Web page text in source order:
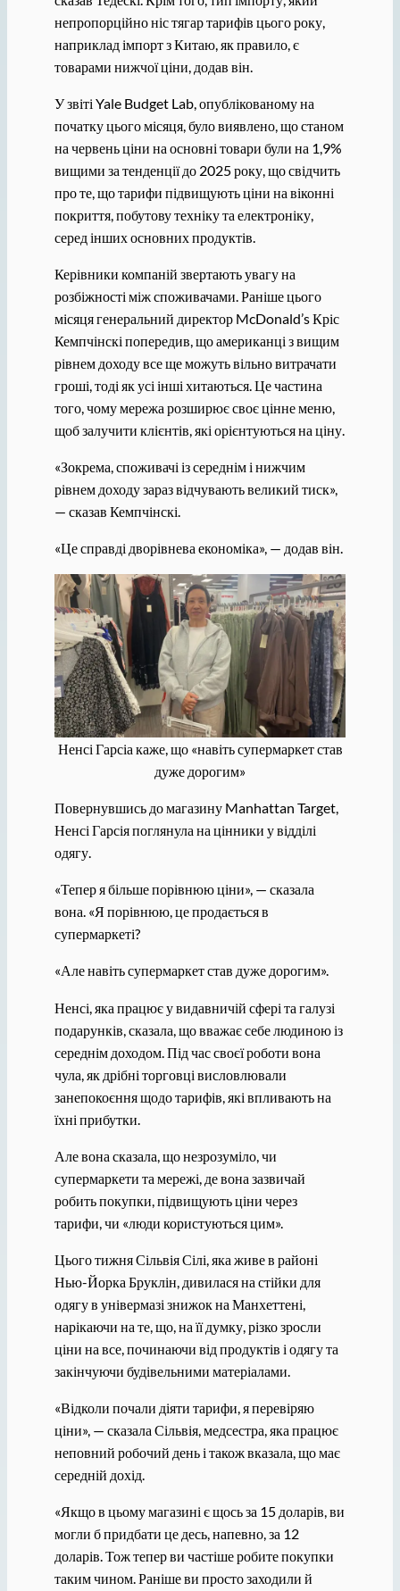
непропорційно ніс тягар тарифів цього року,
наприклад імпорт з Китаю, як правило, є
товарами нижчої ціни, додав він.
У звіті Yale Budget Lab, опублікованому на
початку цього місяця, було виявлено, що станом
на червень ціни на основні товари були на 1,9%
вищими за тенденції до 2025 року, що свідчить
про те, що тарифи підвищують ціни на віконні
покриття, побутову техніку та електроніку,
серед інших основних продуктів.
Керівники компаній звертають увагу на
розбіжності між споживачами. Раніше цього
місяця генеральний директор McDonald’s Кріс
Кемпчінскі попередив, що американці з вищим
рівнем доходу все ще можуть вільно витрачати
гроші, тоді як усі інші хитаються. Це частина
того, чому мережа розширює своє цінне меню,
щоб залучити клієнтів, які орієнтуються на ціну.
«Зокрема, споживачі із середнім і нижчим
рівнем доходу зараз відчувають великий тиск»,
— сказав Кемпчінскі.
«Це справді дворівнева економіка», — додав він.
Ненсі Гарсіа каже, що «навіть супермаркет став
дуже дорогим»
Повернувшись до магазину Manhattan Target,
Ненсі Гарсія поглянула на цінники у відділі
одягу.
«Тепер я більше порівнюю ціни», — сказала
вона. «Я порівнюю, це продається в
супермаркеті?
«Але навіть супермаркет став дуже дорогим».
Ненсі, яка працює у видавничій сфері та галузі
подарунків, сказала, що вважає себе людиною із
середнім доходом. Під час своєї роботи вона
чула, як дрібні торговці висловлювали
занепокоєння щодо тарифів, які впливають на
їхні прибутки.
Але вона сказала, що незрозуміло, чи
супермаркети та мережі, де вона зазвичай
робить покупки, підвищують ціни через
тарифи, чи «люди користуються цим».
Цього тижня Сільвія Сілі, яка живе в районі
Нью-Йорка Бруклін, дивилася на стійки для
одягу в універмазі знижок на Манхеттені,
нарікаючи на те, що, на її думку, різко зросли
ціни на все, починаючи від продуктів і одягу та
закінчуючи будівельними матеріалами.
«Відколи почали діяти тарифи, я перевіряю
ціни», — сказала Сільвія, медсестра, яка працює
неповний робочий день і також вказала, що має
середній дохід.
«Якщо в цьому магазині є щось за 15 доларів, ви
могли б придбати це десь, напевно, за 12
доларів. Тож тепер ви частіше робите покупки
таким чином. Раніше ви просто заходили й